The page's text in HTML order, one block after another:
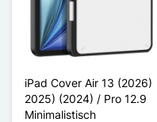
iPad Cover Air 13 (2026)
2025) (2024) / Pro 12.9
Minimalistisch